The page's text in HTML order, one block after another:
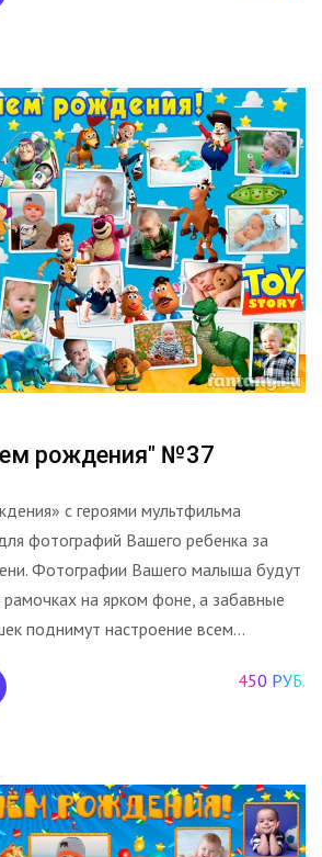
рождения" №37
с героями мультфильма
фотографий Вашего ребенка за
Фотографии Вашего малыша будут
на ярком фоне, а забавные
поднимут настроение всем...
450 РУБ.